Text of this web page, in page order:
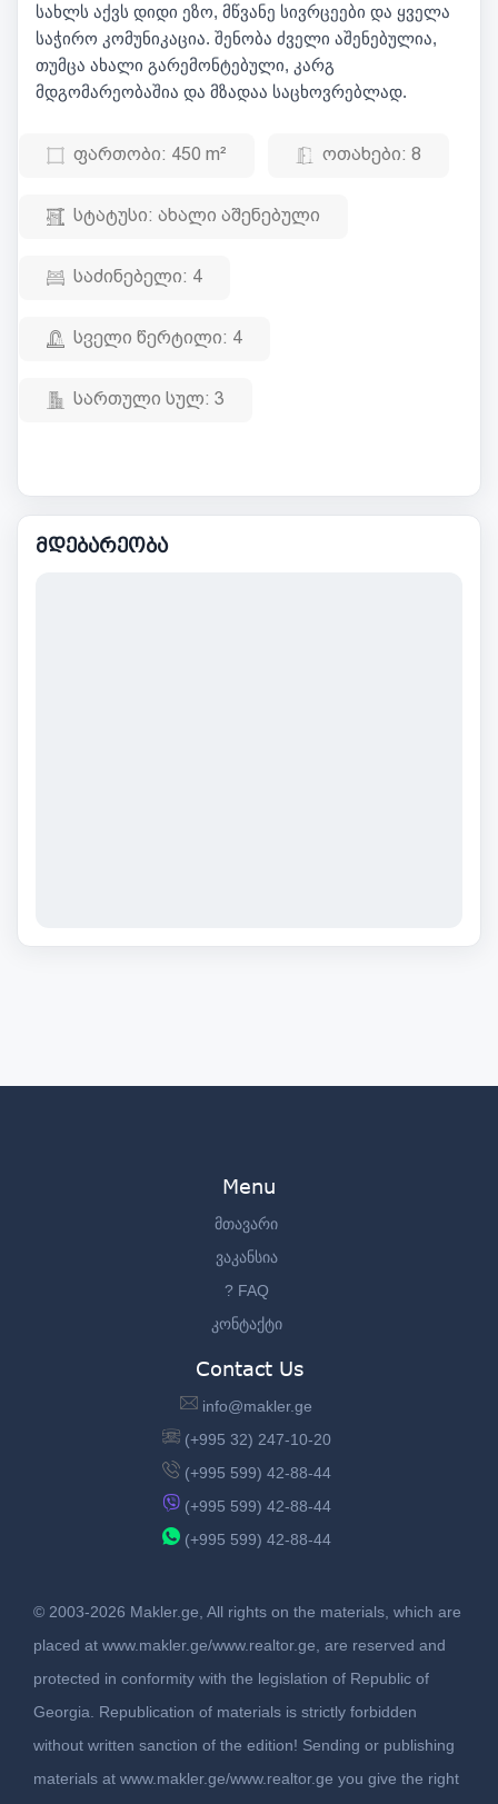
სახლს აქვს დიდი ეზო, მწვანე სივრცეები და ყველა
საჭირო კომუნიკაცია. შენობა ძველი აშენებულია,
თუმცა ახალი გარემონტებული, კარგ
მდგომარეობაშია და მზადაა საცხოვრებლად.
ფართობი: 450 m² ოთახები: 8
სტატუსი: ახალი აშენებული
საძინებელი: 4
სველი წერტილი: 4
სართული სულ: 3
მდებარეობა
Menu
მთავარი
ვაკანსია
? FAQ
კონტაქტი
Contact Us
info@makler.ge
(+995 32) 247-10-20
(+995 599) 42-88-44
(+995 599) 42-88-44
(+995 599) 42-88-44
© 2003-2026 Makler.ge, All rights on the materials, which are
placed at www.makler.ge/www.realtor.ge, are reserved and
protected in conformity with the legislation of Republic of
Georgia. Republication of materials is strictly forbidden
without written sanction of the edition! Sending or publishing
materials at www.makler.ge/www.realtor.ge you give the right